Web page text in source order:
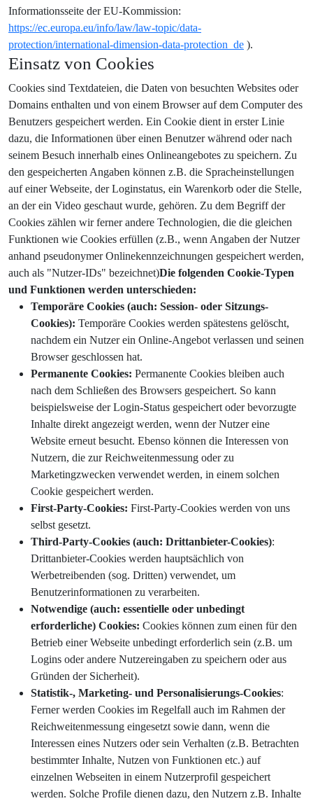
Informationsseite der EU-Kommission:
https://ec.europa.eu/info/law/law-topic/data-
protection/international-dimension-data-protection_de ).
Einsatz von Cookies
Cookies sind Textdateien, die Daten von besuchten Websites oder
Domains enthalten und von einem Browser auf dem Computer des
Benutzers gespeichert werden. Ein Cookie dient in erster Linie
dazu, die Informationen über einen Benutzer während oder nach
seinem Besuch innerhalb eines Onlineangebotes zu speichern. Zu
den gespeicherten Angaben können z.B. die Spracheinstellungen
auf einer Webseite, der Loginstatus, ein Warenkorb oder die Stelle,
an der ein Video geschaut wurde, gehören. Zu dem Begriff der
Cookies zählen wir ferner andere Technologien, die die gleichen
Funktionen wie Cookies erfüllen (z.B., wenn Angaben der Nutzer
anhand pseudonymer Onlinekennzeichnungen gespeichert werden,
auch als "Nutzer-IDs" bezeichnet)Die folgenden Cookie-Typen
und Funktionen werden unterschieden:
Temporäre Cookies (auch: Session- oder Sitzungs-
Cookies): Temporäre Cookies werden spätestens gelöscht,
nachdem ein Nutzer ein Online-Angebot verlassen und seinen
Browser geschlossen hat.
Permanente Cookies: Permanente Cookies bleiben auch
nach dem Schließen des Browsers gespeichert. So kann
beispielsweise der Login-Status gespeichert oder bevorzugte
Inhalte direkt angezeigt werden, wenn der Nutzer eine
Website erneut besucht. Ebenso können die Interessen von
Nutzern, die zur Reichweitenmessung oder zu
Marketingzwecken verwendet werden, in einem solchen
Cookie gespeichert werden.
First-Party-Cookies: First-Party-Cookies werden von uns
selbst gesetzt.
Third-Party-Cookies (auch: Drittanbieter-Cookies):
Drittanbieter-Cookies werden hauptsächlich von
Werbetreibenden (sog. Dritten) verwendet, um
Benutzerinformationen zu verarbeiten.
Notwendige (auch: essentielle oder unbedingt
erforderliche) Cookies: Cookies können zum einen für den
Betrieb einer Webseite unbedingt erforderlich sein (z.B. um
Logins oder andere Nutzereingaben zu speichern oder aus
Gründen der Sicherheit).
Statistik-, Marketing- und Personalisierungs-Cookies:
Ferner werden Cookies im Regelfall auch im Rahmen der
Reichweitenmessung eingesetzt sowie dann, wenn die
Interessen eines Nutzers oder sein Verhalten (z.B. Betrachten
bestimmter Inhalte, Nutzen von Funktionen etc.) auf
einzelnen Webseiten in einem Nutzerprofil gespeichert
werden. Solche Profile dienen dazu, den Nutzern z.B. Inhalte